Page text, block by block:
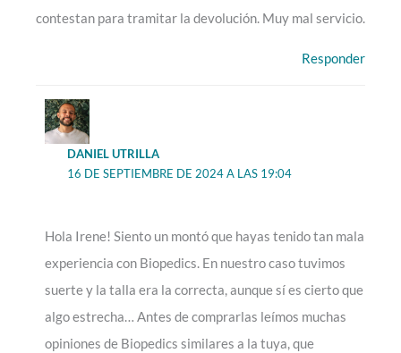
contestan para tramitar la devolución. Muy mal servicio.
Responder
DANIEL UTRILLA
16 DE SEPTIEMBRE DE 2024 A LAS 19:04
Hola Irene! Siento un montó que hayas tenido tan mala
experiencia con Biopedics. En nuestro caso tuvimos
suerte y la talla era la correcta, aunque sí es cierto que
algo estrecha… Antes de comprarlas leímos muchas
opiniones de Biopedics similares a la tuya, que